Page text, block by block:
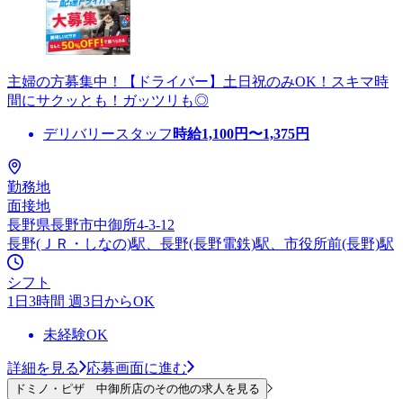
主婦の方募集中！【ドライバー】土日祝のみOK！スキマ時
間にサクッとも！ガッツリも◎
デリバリースタッフ 時給1,100円〜1,375円
勤務地
面接地
長野県長野市中御所4-3-12
長野(ＪＲ・しなの)駅、長野(長野電鉄)駅、市役所前(長野)駅
シフト
1日3時間 週3日からOK
未経験OK
詳細を見る 応募画面に進む
ドミノ・ピザ 中御所店のその他の求人を見る